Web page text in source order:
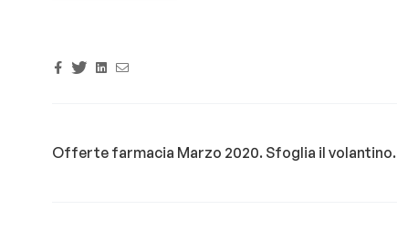
Facebook
TwitterLinkedin
Offerte farmacia Marzo 2020. Sfoglia il volantino.